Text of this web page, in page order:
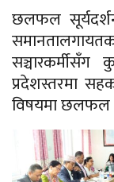
छलफल
प्रदेशस्तरमा
विषयमा छलफल